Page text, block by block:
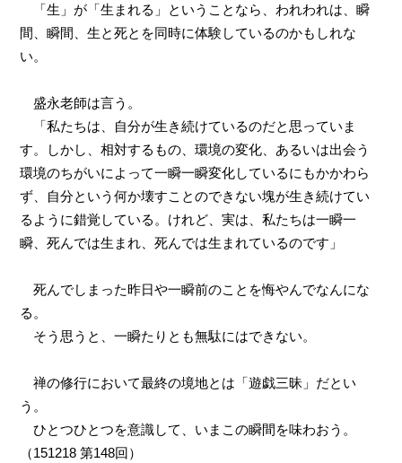
「生」が「生まれる」ということなら、われわれは、瞬
間、瞬間、生と死とを同時に体験しているのかもしれな
い。
盛永老師は言う。
「私たちは、自分が生き続けているのだと思っていま
す。しかし、相対するもの、環境の変化、あるいは出会う
環境のちがいによって一瞬一瞬変化しているにもかかわら
ず、自分という何か壊すことのできない塊が生き続けてい
るように錯覚している。けれど、実は、私たちは一瞬一
瞬、死んでは生まれ、死んでは生まれているのです」
死んでしまった昨日や一瞬前のことを悔やんでなんにな
る。
そう思うと、一瞬たりとも無駄にはできない。
禅の修行において最終の境地とは「遊戯三昧」だとい
う。
ひとつひとつを意識して、いまこの瞬間を味わおう。
（151218第148回）